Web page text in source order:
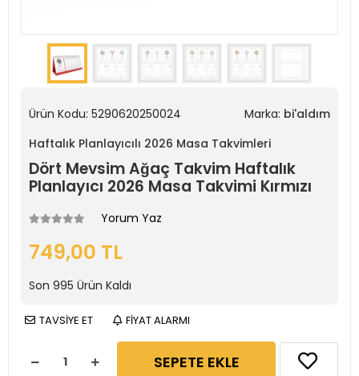
Ürün Kodu: 5290620250024 Marka: bi'aldım
Haftalık Planlayıcılı 2026 Masa Takvimleri
Dört Mevsim Ağaç Takvim Haftalık
Planlayıcı 2026 Masa Takvimi Kırmızı
Yorum Yaz
749,00 TL
Son 995 Ürün Kaldı
TAVSİYE ET FİYAT ALARMI
SEPETE EKLE